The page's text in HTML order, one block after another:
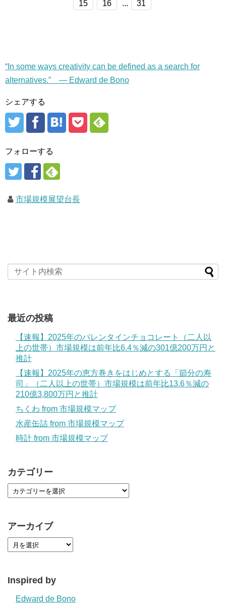
15 16 ... 31
“In some ways creativity can be defined as a search for
alternatives.” — Edward de Bono
シェアする
フォローする
市場規模展望台長
最近の投稿
【速報】2025年のバレンタインチョコレート（二人以
上の世帯）市場規模は前年比6.4％減の301億200万円と
推計
【速報】2025年の恵方巻きをはじめとする「節分の寿
司」（二人以上の世帯）市場規模は前年比13.6％減の
210億3,800万円と推計
ちくわ from 市場規模マップ
水産缶詰 from 市場規模マップ
時計 from 市場規模マップ
カテゴリー
アーカイブ
Inspired by
Edward de Bono